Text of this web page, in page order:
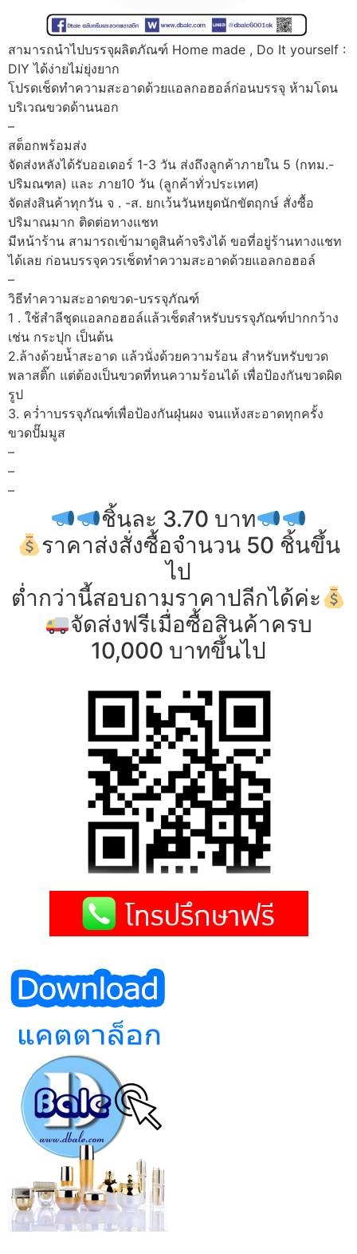
สามารถนำไปบรรจุผลิตภัณฑ์ Home made , Do It yourself :
DIY ได้ง่ายไม่ยุ่งยาก
โปรดเช็ดทำความสะอาดด้วยแอลกอฮอล์ก่อนบรรจุ ห้ามโดน
บริเวณขวดด้านนอก
–
สต็อกพร้อมส่ง
จัดส่งหลังได้รับออเดอร์ 1-3 วัน ส่งถึงลูกค้าภายใน 5 (กทม.-
ปริมณฑล) และ ภาย10 วัน (ลูกค้าทั่วประเทศ)
จัดส่งสินค้าทุกวัน จ . -ส. ยกเว้นวันหยุดนักขัตฤกษ์ สั่งซื้อ
ปริมาณมาก ติดต่อทางแชท
มีหน้าร้าน สามารถเข้ามาดูสินค้าจริงได้ ขอที่อยู่ร้านทางแชท
ได้เลย ก่อนบรรจุควรเช็ดทำความสะอาดด้วยแอลกอฮอล์
–
วิธีทำความสะอาดขวด-บรรจุภัณฑ์
1 . ใช้สำลีชุดแอลกอฮอล์แล้วเช็ดสำหรับบรรจุภัณฑ์ปากกว้าง
เช่น กระปุก เป็นต้น
2.ล้างด้วยน้ำสะอาด แล้วนั่งด้วยความร้อน สำหรับหรับขวด
พลาสติ๊ก แต่ต้องเป็นขวดที่ทนความร้อนได้ เพื่อป้องกันขวดผิด
รูป
3. คว่ำาบรรจุภัณฑ์เพื่อป้องกันฝุ่นผง จนแห้งสะอาดทุกครั้ง
ขวดปั๊มมูส
–
–
–
ชิ้นละ 3.70 บาท
ราคาส่งสั่งซื้อจำนวน 50 ชิ้นขึ้น
ไป
ต่ำกว่านี้สอบถามราคาปลีกได้ค่ะ
จัดส่งฟรีเมื่อซื้อสินค้าครบ
10,000 บาทขึ้นไป